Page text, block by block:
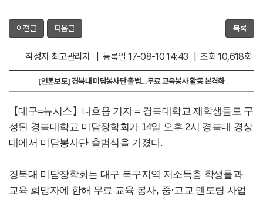
이전글 다음글 목록
작성자 최고관리자 | 등록일 17-08-10 14:43 | 조회 10,618회
[언론보도] 경북대 미담봉사단 출범…무료 교육봉사 활동 본격화
【대구=뉴시스】나호용 기자 = 경북대학교 재학생들로 구
성된 경북대학교 미담장학회가 14일 오후 2시 경북대 경상
대에서 미담봉사단 출범식을 가졌다.
경북대 미담장학회는 대구 북구지역 저소득층 학생들과
교육 희망자에 한해 무료 교육 봉사, 중·고교 멘토링 사업